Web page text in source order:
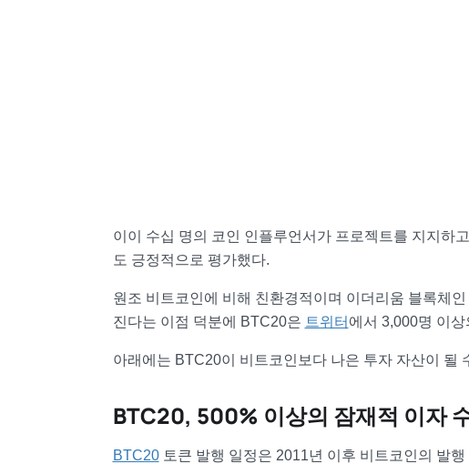
이이 수십 명의 코인 인플루언서가 프로젝트를 지지하
도 긍정적으로 평가했다.
원조 비트코인에 비해 친환경적이며 이더리움 블록체
진다는 이점 덕분에 BTC20은 트위터 에서 3,000명 이
아래에는 BTC20이 비트코인보다 나은 투자 자산이 될
BTC20, 500% 이상의 잠재적 이자
BTC20토큰 발행 일정은 2011년 이후 비트코인의 발